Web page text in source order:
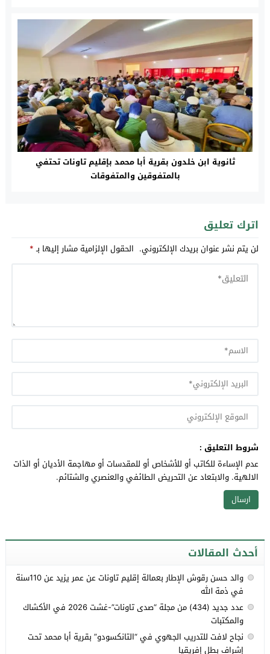
ثانوية ابن خلدون بقرية أبا محمد بإقليم تاونات تحتفي
بالمتفوقين والمتفوقات
اترك تعليق
لن يتم نشر عنوان بريدك الإلكتروني. الحقول الإلزامية مشار إليها بـ*
شروط التعليق :
عدم الإساءة للكاتب أو للأشخاص أو للمقدسات أو مهاجمة الأديان أو الذات
الالهية. والابتعاد عن التحريض الطائفي والعنصري والشتائم.
أحدث المقالات
والد حسن رقوش الإطار بعمالة إقليم تاونات عن عمر يزيد عن 110سنة
في ذمة الله
عدد جديد (434) من مجلة “صدى تاونات”-غشت 2026 في الأكشاك
والمكتبات
نجاح لافت للتدريب الجهوي في “التانكسودو” بقرية أبا محمد تحت
إشراف بطل إفريقيا